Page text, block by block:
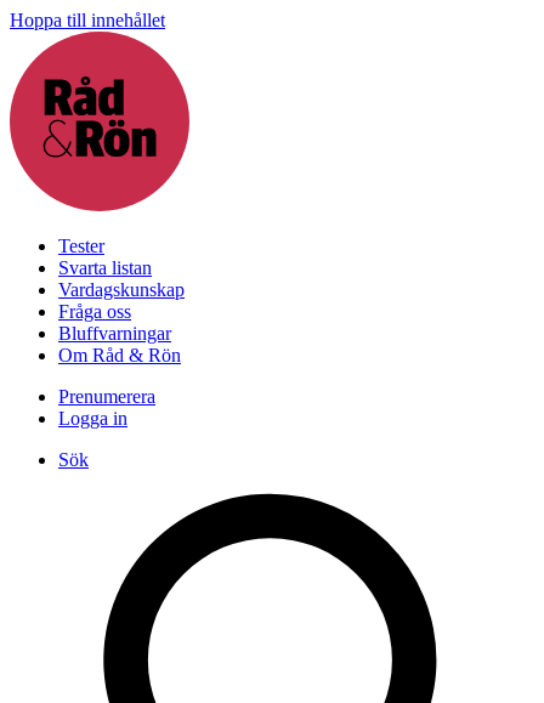
Hoppa till innehållet
Tester
Svarta listan
Vardagskunskap
Fråga oss
Bluffvarningar
Om Råd & Rön
Prenumerera
Logga in
Sök